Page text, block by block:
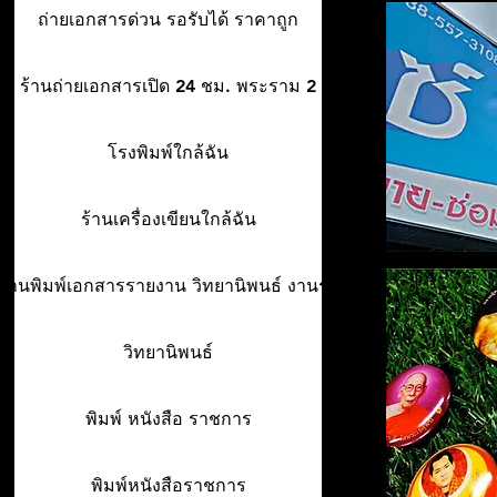
ถ่ายเอกสารด่วน รอรับได้ ราคาถูก
ร้านถ่ายเอกสารเปิด 24 ชม. พระราม 2
โรงพิมพ์ใกล้ฉัน
ร้านเครื่องเขียนใกล้ฉัน
านพิมพ์เอกสารรายงาน วิทยานิพนธ์ งานรา
วิทยานิพนธ์
พิมพ์ หนังสือ ราชการ
พิมพ์หนังสือราชการ